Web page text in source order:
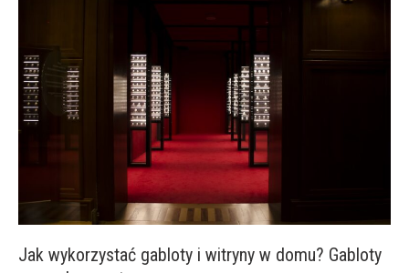
Jak wykorzystać gabloty i witryny w domu? Gabloty